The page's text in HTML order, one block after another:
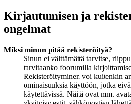
Kirjautumisen ja
ongelmat
Miksi minun pitää rekisteröityä?
Sinun ei välttämättä tarvitse,
tarvitaanko foorumilla
Rekisteröityminen voi kuitenkin
ominaisuuksia käyttöön, jotka
käytettävissä. Näitä ovat mm.